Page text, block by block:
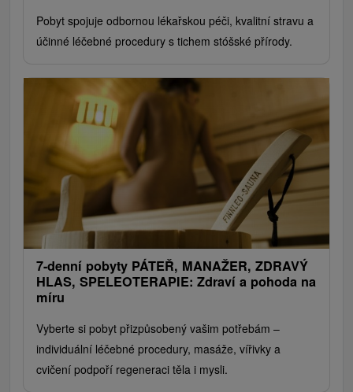
Pobyt spojuje odbornou lékařskou péči, kvalitní stravu a
účinné léčebné procedury s tichem stóšské přírody.
7-denní pobyty PÁTEŘ, MANAŽER, ZDRAVÝ
HLAS, SPELEOTERAPIE: Zdraví a pohoda na
míru
Vyberte si pobyt přizpůsobený vašim potřebám –
individuální léčebné procedury, masáže, vířivky a
cvičení podpoří regeneraci těla i mysli.